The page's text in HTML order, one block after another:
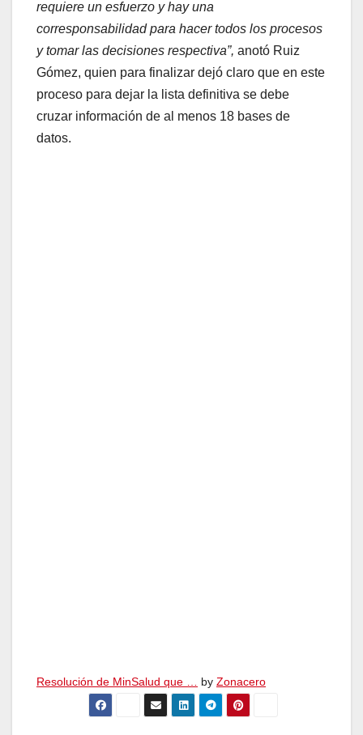
requiere un esfuerzo y hay una
corresponsabilidad para hacer todos los procesos
y tomar las decisiones respectiva”, anotó Ruiz
Gómez, quien para finalizar dejó claro que en este
proceso para dejar la lista definitiva se debe
cruzar información de al menos 18 bases de
datos.
Resolución de MinSalud que … by Zonacero